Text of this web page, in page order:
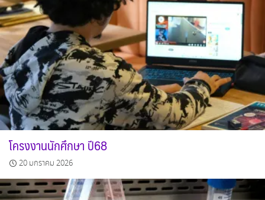
โครงงานนักศึกษา ปี68
20 มกราคม 2026